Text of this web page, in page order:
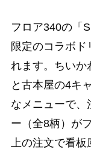
フロア340の「
限定のコラボド
れます。ちいか
と古本屋の4キ
なメニューで、
ー（全8柄）が
上の注文で看